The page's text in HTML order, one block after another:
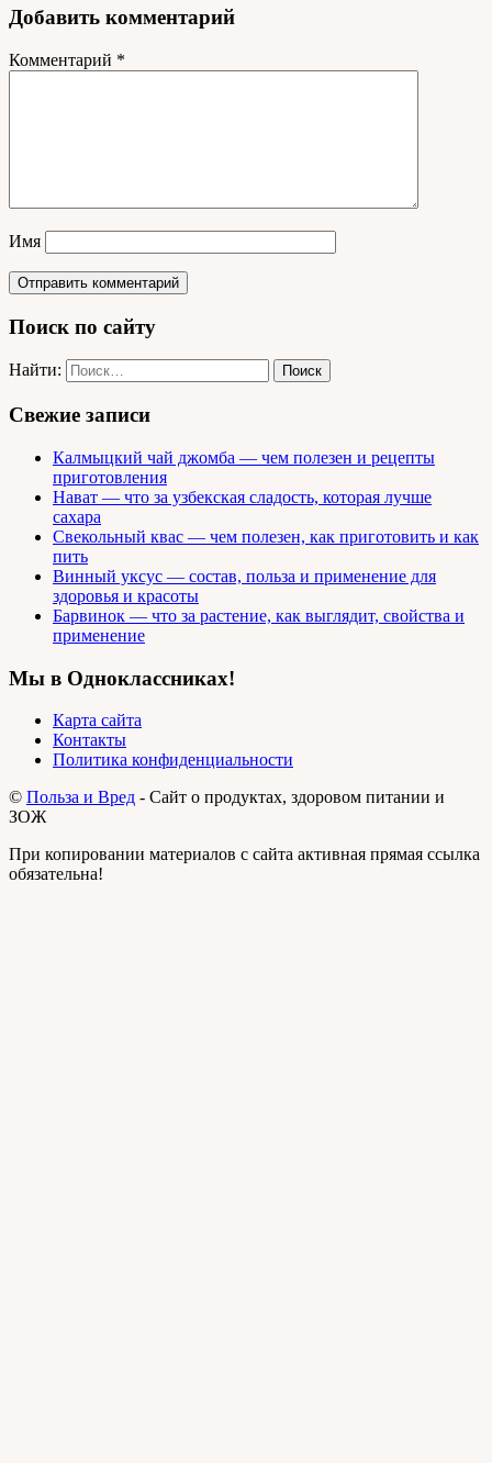
Добавить комментарий
Комментарий *
Имя
Поиск по сайту
Найти:
Свежие записи
Калмыцкий чай джомба — чем полезен и рецепты
приготовления
Нават — что за узбекская сладость, которая лучше
сахара
Свекольный квас — чем полезен, как приготовить и как
пить
Винный уксус — состав, польза и применение для
здоровья и красоты
Барвинок — что за растение, как выглядит, свойства и
применение
Мы в Одноклассниках!
Карта сайта
Контакты
Политика конфиденциальности
© Польза и Вред - Сайт о продуктах, здоровом питании и
ЗОЖ
При копировании материалов с сайта активная прямая ссылка
обязательна!